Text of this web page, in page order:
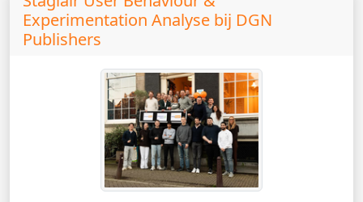
Experimentation Analyse bij DGN
Publishers